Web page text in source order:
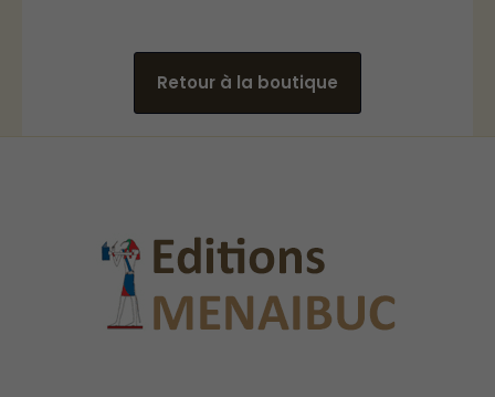
Retour à la boutique